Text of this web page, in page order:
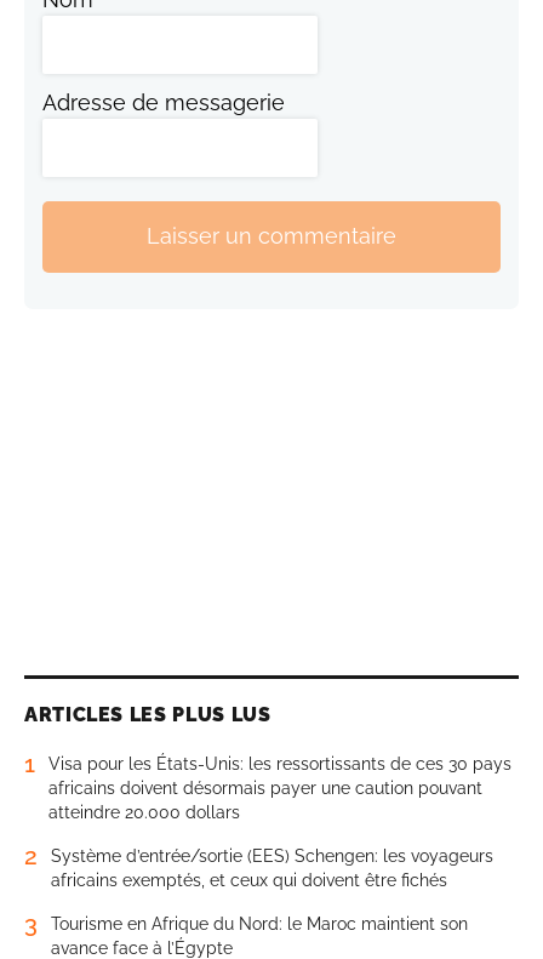
Adresse de messagerie
Laisser un commentaire
ARTICLES LES PLUS LUS
1
Visa pour les États-Unis: les ressortissants de ces 30 pays
africains doivent désormais payer une caution pouvant
atteindre 20.000 dollars
2
Système d’entrée/sortie (EES) Schengen: les voyageurs
africains exemptés, et ceux qui doivent être fichés
3
Tourisme en Afrique du Nord: le Maroc maintient son
avance face à l’Égypte